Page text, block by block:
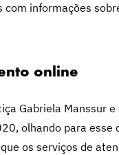
informações
online
Gabriela Manssur
olhando para esse
os serviços de